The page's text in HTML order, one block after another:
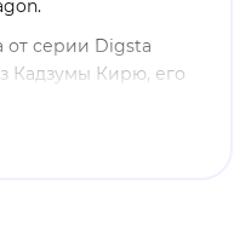
от серии Digsta
Кадзумы Кирю, его
Точная проработка